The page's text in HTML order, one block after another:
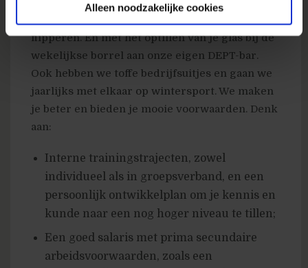
Alleen noodzakelijke cookies
flipperen. En met het optillen van je glas bij de
wekelijkse borrel aan onze eigen DEPT-bar.
Ook hebben we toffe bedrijfsuitjes en gaan we
jaarlijks met elkaar op wintersport. We maken
je beter en bieden je mooie voorwaarden. Denk
aan:
Interne trainingstrajecten, zowel
individueel als in groepsverband, en een
persoonlijk ontwikkelplan om je kennis en
kunde naar een nog hoger niveau te tillen;
Een goed salaris met prima secundaire
arbeidsvoorwaarden, zoals een